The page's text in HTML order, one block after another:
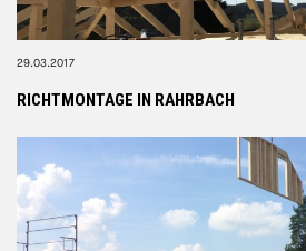
29.03.2017
RICHTMONTAGE IN RAHRBACH